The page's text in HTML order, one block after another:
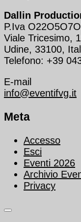
Dallin
P.Iva
Viale Tricesimo,
Udine, 33100,
Telefono: +39
E-mail
info@eventifvg.it
Meta
Accesso
Esci
Eventi 2026
Archivio
Privacy